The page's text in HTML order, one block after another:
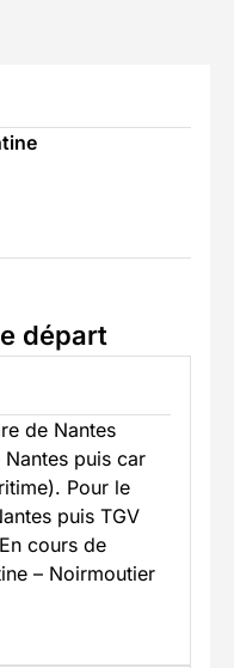
départ
de Nantes
Nantes puis car
Pour le
puis TGV
cours de
– Noirmoutier